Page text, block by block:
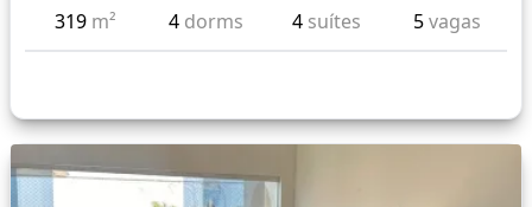
319 m² 4 dorms 4 suítes 5vagas